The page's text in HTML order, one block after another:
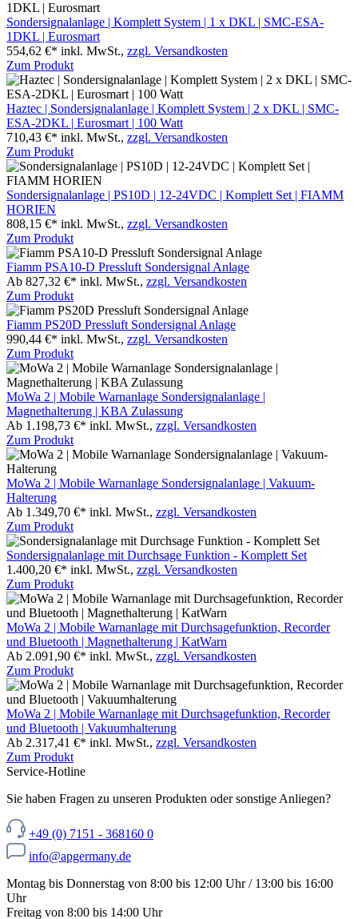
Sondersignalanlage | Komplett System | 1 x DKL | SMC-ESA-
1DKL | Eurosmart
554,62 €* inkl. MwSt., zzgl. Versandkosten
Zum Produkt
Haztec | Sondersignalanlage | Komplett System | 2 x DKL | SMC-
ESA-2DKL | Eurosmart | 100 Watt
710,43 €* inkl. MwSt., zzgl. Versandkosten
Zum Produkt
Sondersignalanlage | PS10D | 12-24VDC | Komplett Set | FIAMM
HORIEN
808,15 €* inkl. MwSt., zzgl. Versandkosten
Zum Produkt
Fiamm PSA10-D Pressluft Sondersignal Anlage
Ab 827,32 €* inkl. MwSt., zzgl. Versandkosten
Zum Produkt
Fiamm PS20D Pressluft Sondersignal Anlage
990,44 €* inkl. MwSt., zzgl. Versandkosten
Zum Produkt
MoWa 2 | Mobile Warnanlage Sondersignalanlage |
Magnethalterung | KBA Zulassung
Ab 1.198,73 €* inkl. MwSt., zzgl. Versandkosten
Zum Produkt
MoWa 2 | Mobile Warnanlage Sondersignalanlage | Vakuum-
Halterung
Ab 1.349,70 €* inkl. MwSt., zzgl. Versandkosten
Zum Produkt
Sondersignalanlage mit Durchsage Funktion - Komplett Set
1.400,20 €* inkl. MwSt., zzgl. Versandkosten
Zum Produkt
MoWa 2 | Mobile Warnanlage mit Durchsagefunktion, Recorder
und Bluetooth | Magnethalterung | KatWarn
Ab 2.091,90 €* inkl. MwSt., zzgl. Versandkosten
Zum Produkt
MoWa 2 | Mobile Warnanlage mit Durchsagefunktion, Recorder
und Bluetooth | Vakuumhalterung
Ab 2.317,41 €* inkl. MwSt., zzgl. Versandkosten
Zum Produkt
Service-Hotline
Sie haben Fragen zu unseren Produkten oder sonstige Anliegen?
+49 (0) 7151 - 368160 0
info@apgermany.de
Montag bis Donnerstag von 8:00 bis 12:00 Uhr / 13:00 bis 16:00
Uhr
Freitag von 8:00 bis 14:00 Uhr